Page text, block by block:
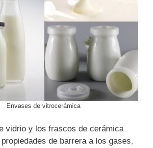
Envases de vitrocerámica
vidrio y los frascos de cerámica
de barrera a los gases,